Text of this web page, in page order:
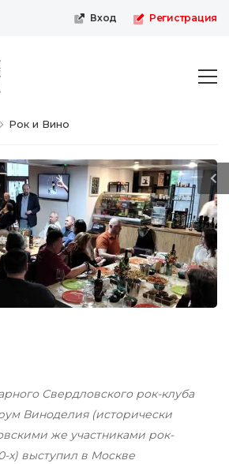
Вход Регистрация
Рок и Вино
Свердловского рок-клуба
Виноделия (исторически
же участниками рок-
х) выступил в Москве